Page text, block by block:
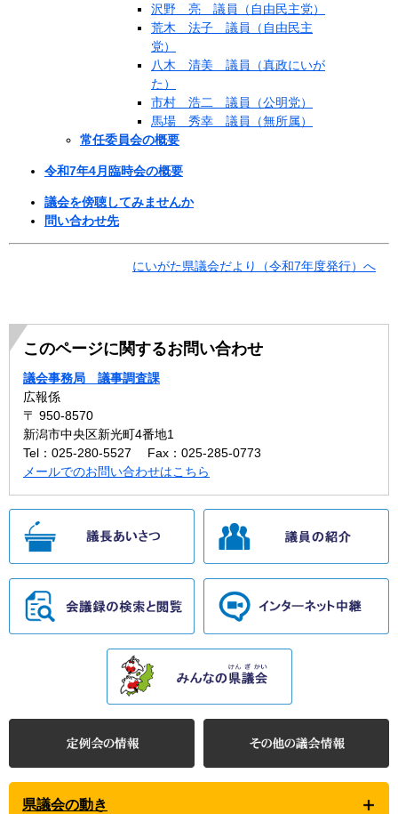
沢野 亮 議員（自由民主党）
荒木 法子 議員（自由民主
党）
八木 清美 議員（真政にいが
た）
市村 浩二 議員（公明党）
馬場 秀幸 議員（無所属）
常任委員会の概要
令和7年4月臨時会の概要
議会を傍聴してみませんか
問い合わせ先
にいがた県議会だより（令和7年度発行）へ
このページに関するお問い合わせ
議会事務局 議事調査課
広報係
〒 950-8570
新潟市中央区新光町4番地1
Tel：025-280-5527
Fax：025-285-0773
メールでのお問い合わせはこちら
県議会の動き